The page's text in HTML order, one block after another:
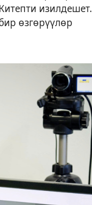
изилдешет.
өзгөрүүлөр